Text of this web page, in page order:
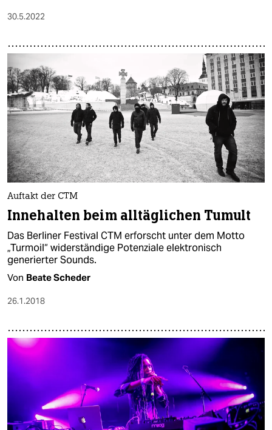
30.5.2022
Auftakt der CTM
Innehalten beim alltäglichen Tumult
Das Berliner Festival CTM erforscht unter dem Motto
„Turmoil“ widerständige Potenziale elektronisch
generierter Sounds.
Von Beate Scheder
26.1.2018